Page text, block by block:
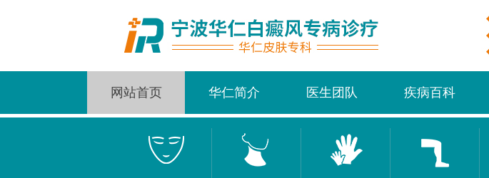
网站首页 华仁简介 医生团队 疾病百科